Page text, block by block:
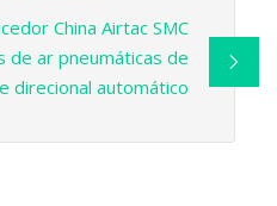
China Airtac SMC
de ar pneumáticas de
direcional automático